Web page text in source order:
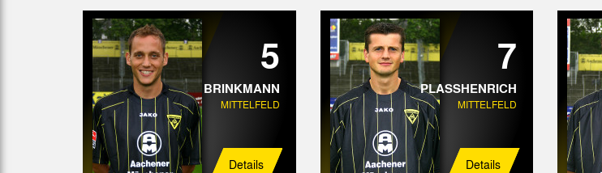
5
BRINKMANN
MITTELFELD
Details
7
PLASSHENRICH
MITTELFELD
Details